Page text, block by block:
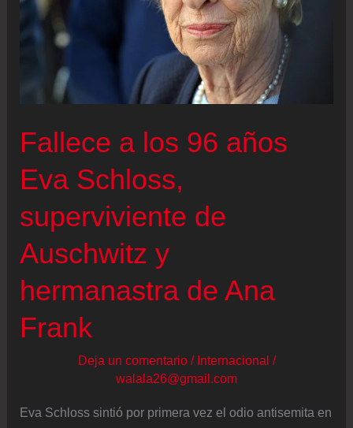
Fallece a los 96 años
Eva Schloss,
superviviente de
Auschwitz y
hermanastra de Ana
Frank
Deja un comentario / Internacional /
walala26@gmail.com
Eva Schloss sintió por primera vez el odio antisemita en